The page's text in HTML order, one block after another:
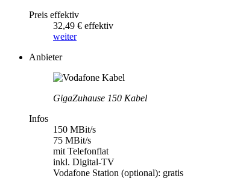
Preis effektiv
32,49 € effektiv
weiter
Anbieter
GigaZuhause 150 Kabel
Infos
150 MBit/s
75 MBit/s
mit Telefonflat
inkl. Digital-TV
Vodafone Station (optional): gratis